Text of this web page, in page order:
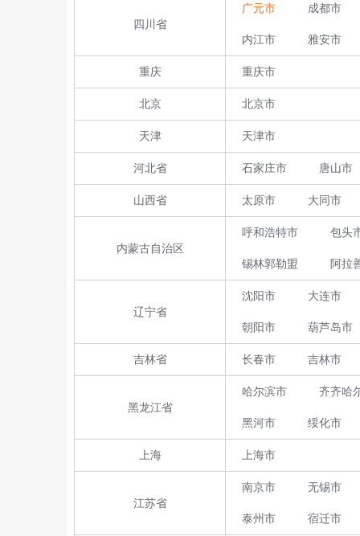
四川省
广元市 成都市
内江市 雅安市
重庆 重庆市
北京 北京市
天津 天津市
河北省 石家庄市 唐山市
山西省 太原市 大同市
内蒙古自治区
呼和浩特市 包头
锡林郭勒盟 阿拉
辽宁省
沈阳市 大连市
朝阳市 葫芦岛市
吉林省 长春市 吉林市
黑龙江省
哈尔滨市 齐齐哈
黑河市 绥化市
上海 上海市
江苏省
南京市 无锡市
泰州市 宿迁市